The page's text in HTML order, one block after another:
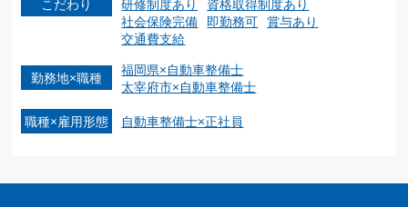
こだわり
研修制度あり
資格取得制度あり
社会保険完備 即勤務可 賞与あり
交通費支給
勤務地×職種
福岡県×自動車整備士
太宰府市×自動車整備士
職種×雇用形態
自動車整備士×正社員